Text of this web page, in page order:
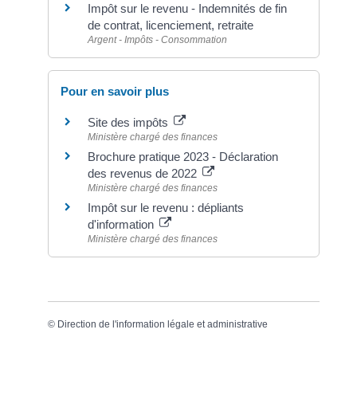
Impôt sur le revenu - Indemnités de fin
de contrat, licenciement, retraite
Argent - Impôts - Consommation
Pour en savoir plus
Site des impôts
Ministère chargé des finances
Brochure pratique 2023 - Déclaration
des revenus de 2022
Ministère chargé des finances
Impôt sur le revenu : dépliants
d'information
Ministère chargé des finances
© Direction de l'information légale et administrative